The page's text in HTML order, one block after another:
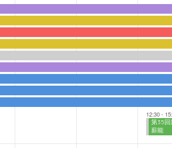
イ
ベ
ン
ト,
イ
ベ
ン
ト,
イ
ベ
ン
ト,
12:30-
第35回
薪能